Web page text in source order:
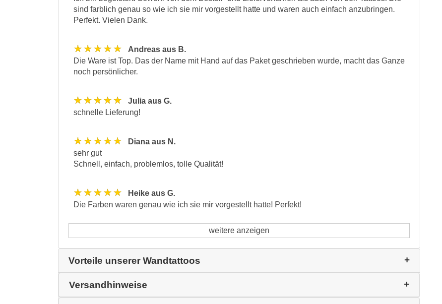
sind farblich genau so wie ich sie mir vorgestellt hatte und waren auch einfach anzubringen.
Perfekt. Vielen Dank.
★★★★★
Andreas aus B.
Die Ware ist Top. Das der Name mit Hand auf das Paket geschrieben wurde, macht das Ganze
noch persönlicher.
★★★★★
Julia aus G.
schnelle Lieferung!
★★★★★
Diana aus N.
sehr gut
Schnell, einfach, problemlos, tolle Qualität!
★★★★★
Heike aus G.
Die Farben waren genau wie ich sie mir vorgestellt hatte! Perfekt!
weitere anzeigen
Vorteile unserer Wandtattoos
Versandhinweise